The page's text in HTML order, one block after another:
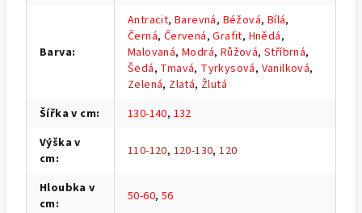
Barva:
Antracit,Barevná, Béžová, Bílá,
Černá, Červená,Grafit, Hnědá,
Malovaná,Modrá, Růžová,Stříbrná,
Šedá, Tmavá, Tyrkysová, Vanilková,
Zelená, Zlatá, Žlutá
Šířka v cm: 130-140, 132
Výška v
cm: 110-120, 120-130,120
Hloubka v
cm: 50-60, 56